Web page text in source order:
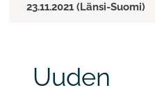
23.11.2021 (Länsi-Suomi)
Uuden